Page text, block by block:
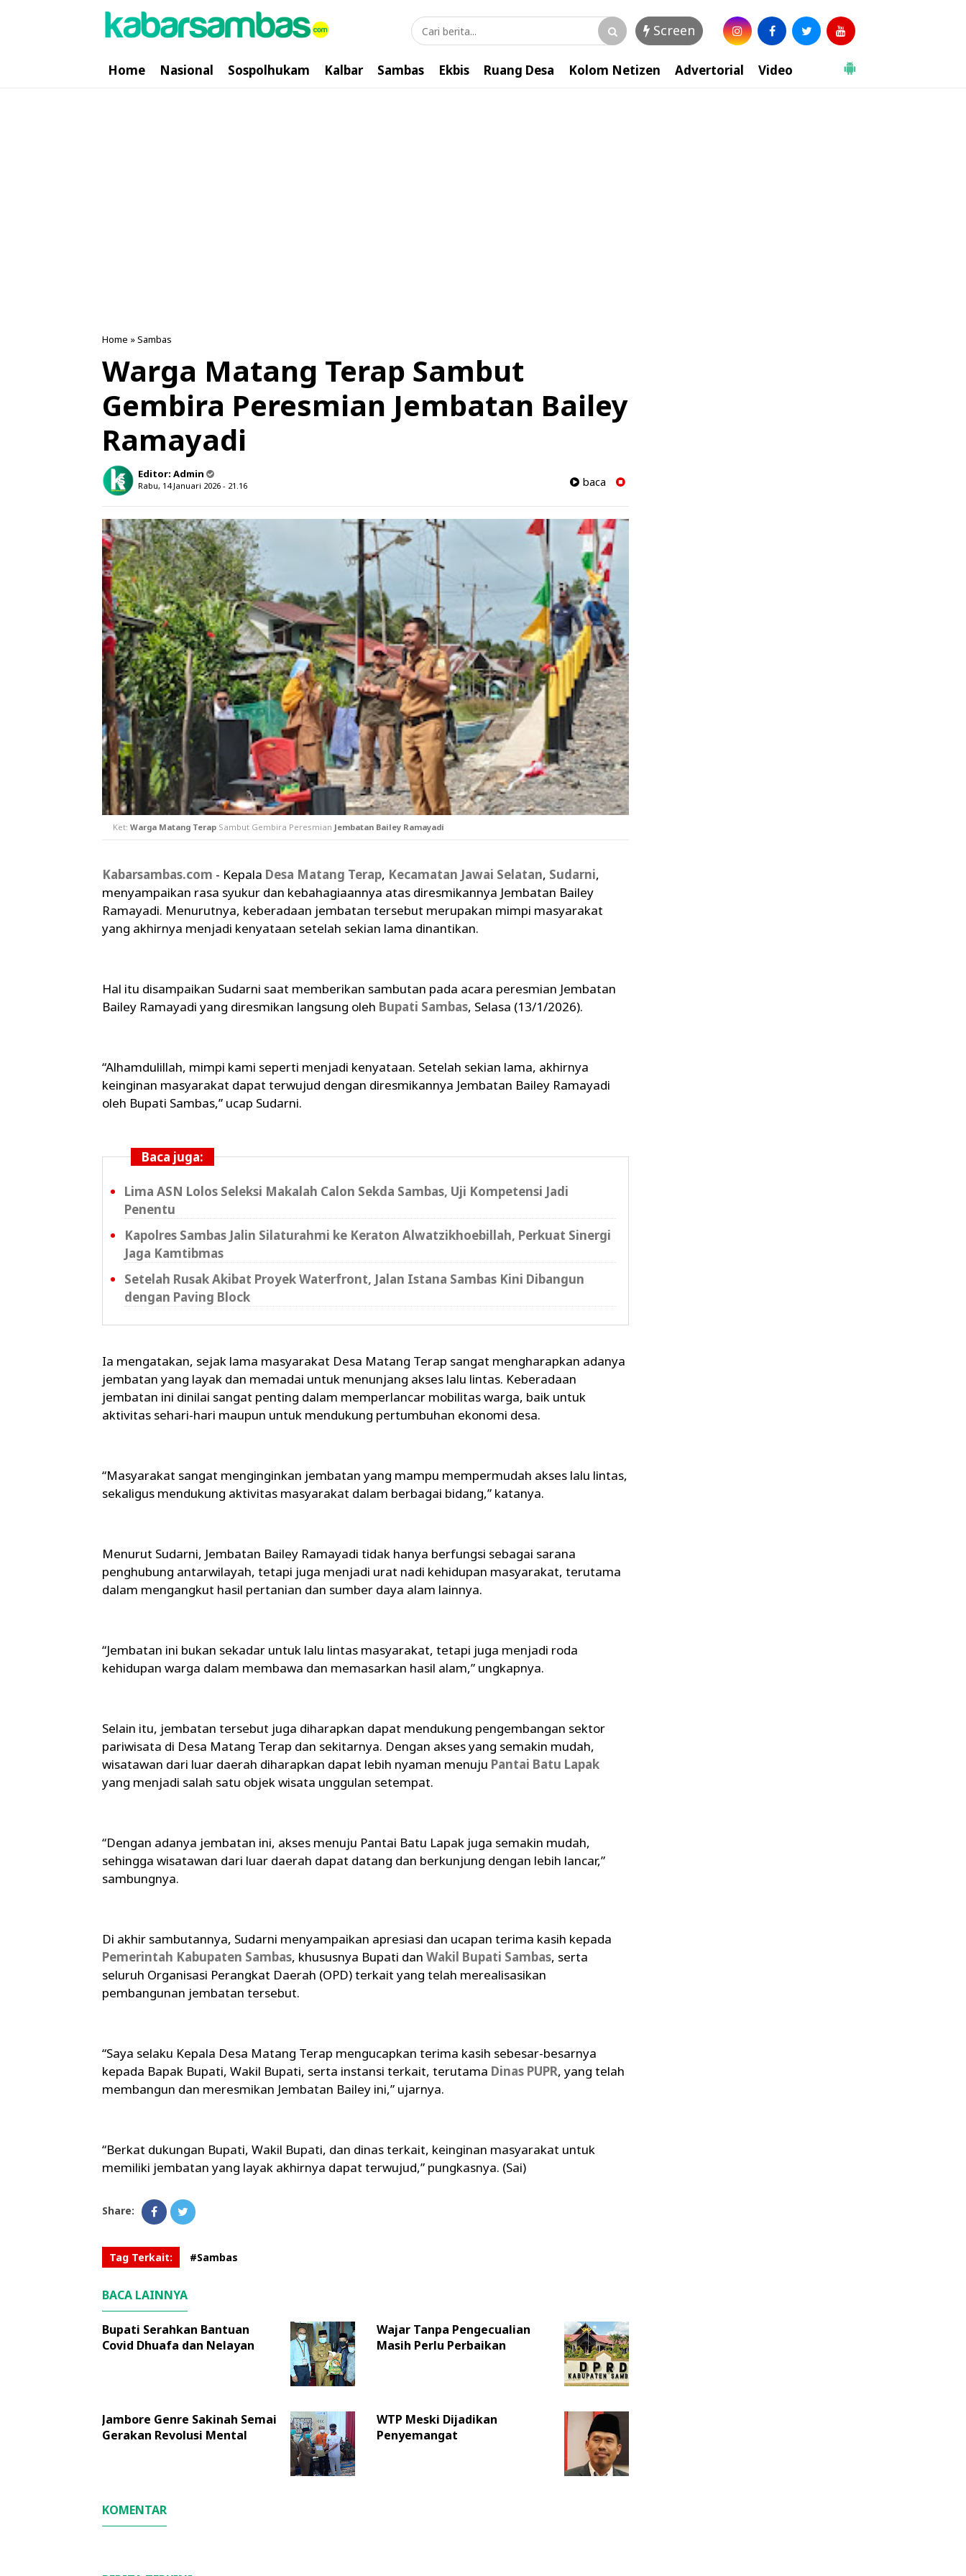
Screen
Home Nasional Sospolhukam Kalbar Sambas Ekbis Ruang Desa Kolom Netizen Advertorial Video
Home »Sambas
Warga Matang Terap Sambut
Gembira Peresmian Jembatan Bailey
Ramayadi
Editor: Admin
Rabu, 14 Januari 2026 - 21.16 baca
Ket: Warga Matang Terap Sambut Gembira Peresmian Jembatan Bailey Ramayadi
Kabarsambas.com - Kepala Desa Matang Terap, Kecamatan Jawai Selatan, Sudarni,
menyampaikan rasa syukur dan kebahagiaannya atas diresmikannya Jembatan Bailey
Ramayadi. Menurutnya, keberadaan jembatan tersebut merupakan mimpi masyarakat
yang akhirnya menjadi kenyataan setelah sekian lama dinantikan.
Hal itu disampaikan Sudarni saat memberikan sambutan pada acara peresmian Jembatan
Bailey Ramayadi yang diresmikan langsung oleh Bupati Sambas, Selasa (13/1/2026).
“Alhamdulillah, mimpi kami seperti menjadi kenyataan. Setelah sekian lama, akhirnya
keinginan masyarakat dapat terwujud dengan diresmikannya Jembatan Bailey Ramayadi
oleh Bupati Sambas,” ucap Sudarni.
Baca juga:
Lima ASN Lolos Seleksi Makalah Calon Sekda Sambas, Uji Kompetensi Jadi
Penentu
Kapolres Sambas Jalin Silaturahmi ke Keraton Alwatzikhoebillah, Perkuat Sinergi
Jaga Kamtibmas
Setelah Rusak Akibat Proyek Waterfront, Jalan Istana Sambas Kini Dibangun
dengan Paving Block
Ia mengatakan, sejak lama masyarakat Desa Matang Terap sangat mengharapkan adanya
jembatan yang layak dan memadai untuk menunjang akses lalu lintas. Keberadaan
jembatan ini dinilai sangat penting dalam memperlancar mobilitas warga, baik untuk
aktivitas sehari-hari maupun untuk mendukung pertumbuhan ekonomi desa.
“Masyarakat sangat menginginkan jembatan yang mampu mempermudah akses lalu lintas,
sekaligus mendukung aktivitas masyarakat dalam berbagai bidang,” katanya.
Menurut Sudarni, Jembatan Bailey Ramayadi tidak hanya berfungsi sebagai sarana
penghubung antarwilayah, tetapi juga menjadi urat nadi kehidupan masyarakat, terutama
dalam mengangkut hasil pertanian dan sumber daya alam lainnya.
“Jembatan ini bukan sekadar untuk lalu lintas masyarakat, tetapi juga menjadi roda
kehidupan warga dalam membawa dan memasarkan hasil alam,” ungkapnya.
Selain itu, jembatan tersebut juga diharapkan dapat mendukung pengembangan sektor
pariwisata di Desa Matang Terap dan sekitarnya. Dengan akses yang semakin mudah,
wisatawan dari luar daerah diharapkan dapat lebih nyaman menuju Pantai Batu Lapak
yang menjadi salah satu objek wisata unggulan setempat.
“Dengan adanya jembatan ini, akses menuju Pantai Batu Lapak juga semakin mudah,
sehingga wisatawan dari luar daerah dapat datang dan berkunjung dengan lebih lancar,”
sambungnya.
Di akhir sambutannya, Sudarni menyampaikan apresiasi dan ucapan terima kasih kepada
Pemerintah Kabupaten Sambas, khususnya Bupati dan Wakil Bupati Sambas, serta
seluruh Organisasi Perangkat Daerah (OPD) terkait yang telah merealisasikan
pembangunan jembatan tersebut.
“Saya selaku Kepala Desa Matang Terap mengucapkan terima kasih sebesar-besarnya
kepada Bapak Bupati, Wakil Bupati, serta instansi terkait, terutama Dinas PUPR, yang telah
membangun dan meresmikan Jembatan Bailey ini,” ujarnya.
“Berkat dukungan Bupati, Wakil Bupati, dan dinas terkait, keinginan masyarakat untuk
memiliki jembatan yang layak akhirnya dapat terwujud,” pungkasnya. (Sai)
Share:
Tag Terkait: #Sambas
BACA LAINNYA
Bupati Serahkan Bantuan
Covid Dhuafa dan Nelayan
Wajar Tanpa Pengecualian
Masih Perlu Perbaikan
Jambore Genre Sakinah Semai
Gerakan Revolusi Mental
WTP Meski Dijadikan
Penyemangat
KOMENTAR